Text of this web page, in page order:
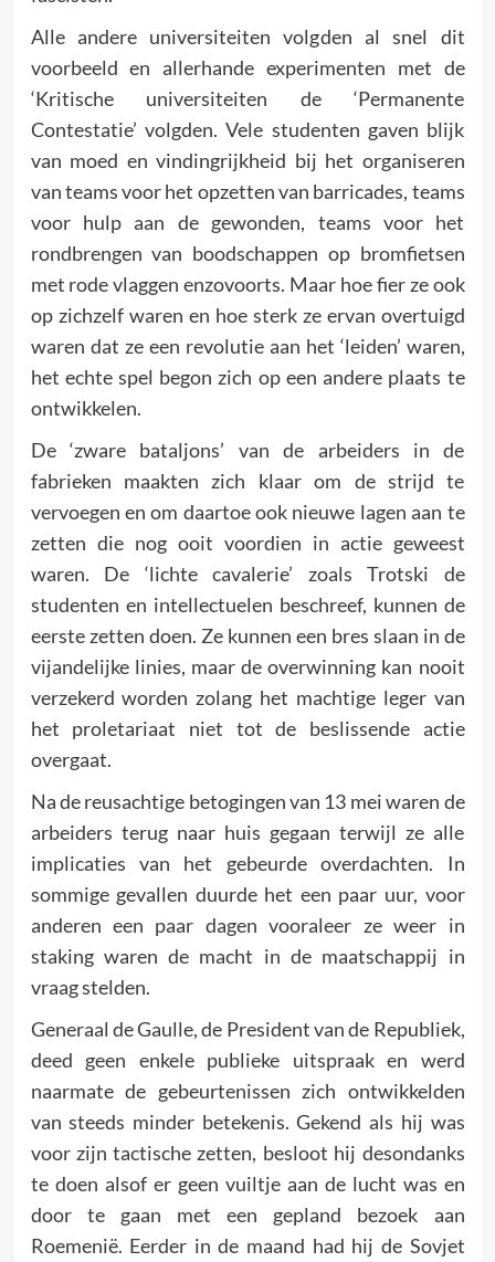
Alle andere universiteiten volgden al snel dit
voorbeeld en allerhande experimenten met de
‘Kritische universiteiten de ‘Permanente
Contestatie’ volgden. Vele studenten gaven blijk
van moed en vindingrijkheid bij het organiseren
van teams voor het opzetten van barricades, teams
voor hulp aan de gewonden, teams voor het
rondbrengen van boodschappen op bromfietsen
met rode vlaggen enzovoorts. Maar hoe fier ze ook
op zichzelf waren en hoe sterk ze ervan overtuigd
waren dat ze een revolu­tie aan het ‘leiden’ waren,
het echte spel begon zich op een andere plaats te
ontwikkelen.
De ‘zware bataljons’ van de arbeiders in de
fabrieken maakten zich klaar om de strijd te
vervoegen en om daartoe ook nieuwe lagen aan te
zetten die nog ooit voordien in actie geweest
waren. De ‘lichte cavalerie’ zoals Trotski de
studenten en intellectuelen beschreef, kunnen de
eerste zetten doen. Ze kunnen een bres slaan in de
vijandelijke linies, maar de overwinning kan nooit
verzekerd worden zolang het machtige leger van
het proletariaat niet tot de beslissende actie
overgaat.
Na de reusachtige betogingen van 13 mei waren de
arbeiders terug naar huis gegaan terwijl ze alle
implicaties van het gebeurde overdachten. In
sommige gevallen duurde het een paar uur, voor
anderen een paar dagen vooraleer ze weer in
staking waren de macht in de maatschappij in
vraag stelden.
Generaal de Gaulle, de President van de Republiek,
deed geen enkele publieke uitspraak en werd
naarmate de gebeurtenissen zich ontwikkelden
van steeds minder betekenis. Gekend als hij was
voor zijn tactische zetten, besloot hij desondanks
te doen alsof er geen vuiltje aan de lucht was en
door te gaan met een gepland bezoek aan
Roemenië. Eerder in de maand had hij de Sovjet